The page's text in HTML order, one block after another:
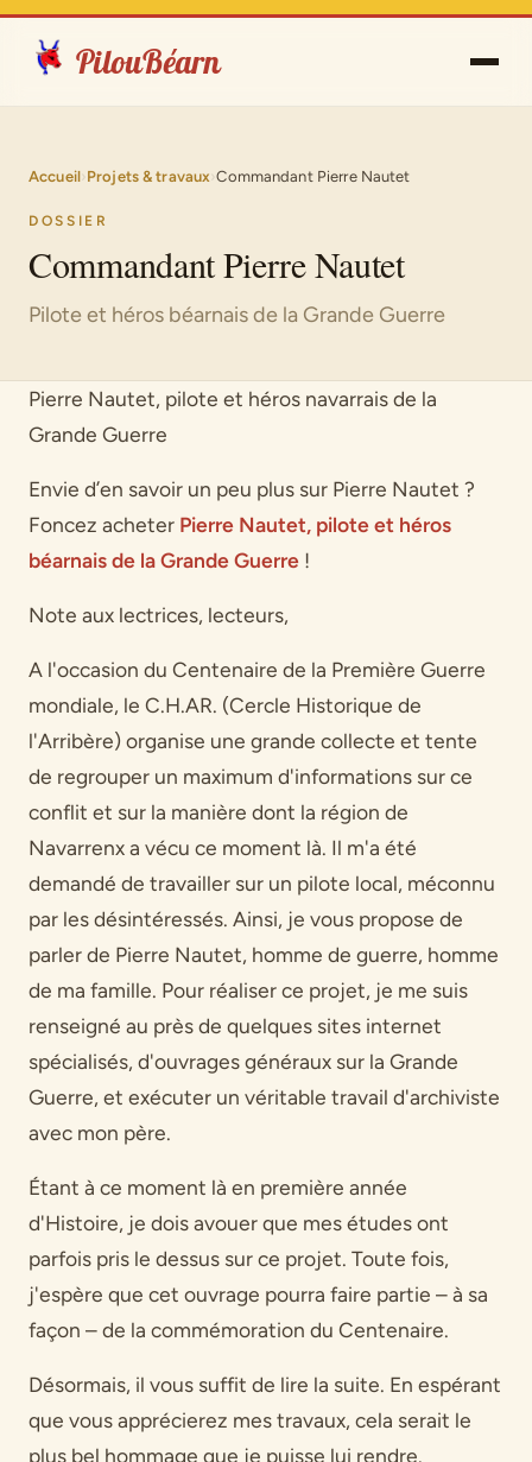
PilouBéarn
Accueil› Projets & travaux ›Commandant Pierre Nautet
DOSSIER
Commandant Pierre Nautet
Pilote et héros béarnais de la Grande Guerre
Pierre Nautet, pilote et héros navarrais de la
Grande Guerre
Envie d’en savoir un peu plus sur Pierre Nautet ?
Foncez acheter Pierre Nautet, pilote et héros
béarnais de la Grande Guerre !
Note aux lectrices, lecteurs,
A l'occasion du Centenaire de la Première Guerre
mondiale, le C.H.AR. (Cercle Historique de
l'Arribère) organise une grande collecte et tente
de regrouper un maximum d'informations sur ce
conflit et sur la manière dont la région de
Navarrenx a vécu ce moment là. Il m'a été
demandé de travailler sur un pilote local, méconnu
par les désintéressés. Ainsi, je vous propose de
parler de Pierre Nautet, homme de guerre, homme
de ma famille. Pour réaliser ce projet, je me suis
renseigné au près de quelques sites internet
spécialisés, d'ouvrages généraux sur la Grande
Guerre, et exécuter un véritable travail d'archiviste
avec mon père.
Étant à ce moment là en première année
d'Histoire, je dois avouer que mes études ont
parfois pris le dessus sur ce projet. Toute fois,
j'espère que cet ouvrage pourra faire partie – à sa
façon – de la commémoration du Centenaire.
Désormais, il vous suffit de lire la suite. En espérant
que vous apprécierez mes travaux, cela serait le
plus bel hommage que je puisse lui rendre.